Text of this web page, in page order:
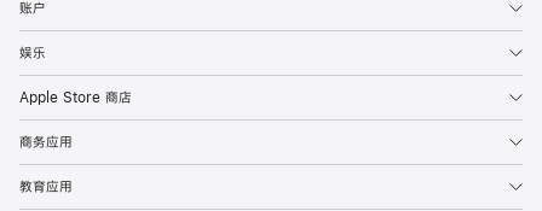
账户
娱乐
Apple Store 商店
商务应用
教育应用